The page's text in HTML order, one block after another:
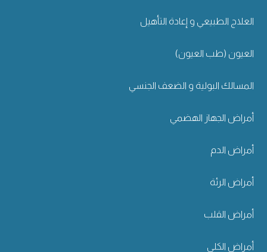
العلاج الطبيعي و إعادة التأهيل
العيون (طب العيون)
المسالك البولية و الضعف الجنسي
أمراض الجهاز الهضمي
أمراض الدم
أمراض الرئة
أمراض القلب
أمراض الكلى